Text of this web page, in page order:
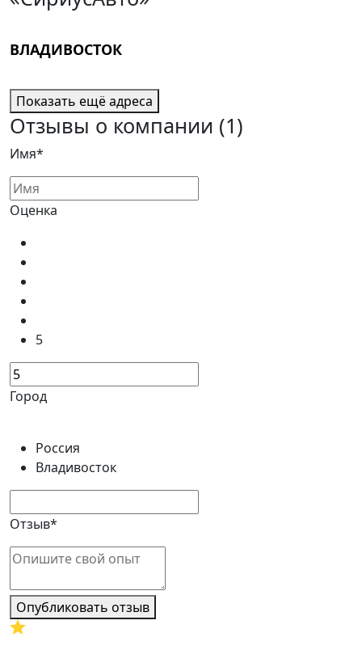
ВЛАДИВОСТОК
Показать ещё адреса
Отзывы о компании (1)
Имя*
Оценка
5
Город
Россия
Владивосток
Отзыв*
Опубликовать отзыв